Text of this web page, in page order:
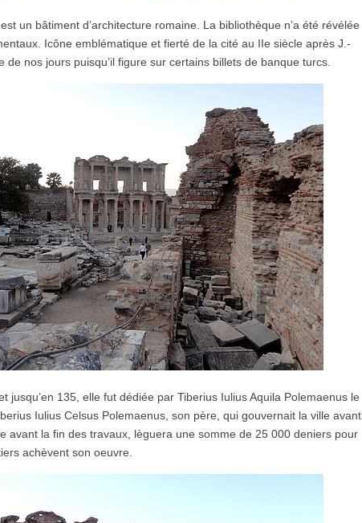
un bâtiment d’architecture romaine. La bibliothèque n’a été révélée
Icône emblématique et fierté de la cité au IIe siècle après J.-
de nos jours puisqu’il figure sur certains billets de banque turcs.
jusqu’en 135, elle fut dédiée par Tiberius Iulius Aquila Polemaenus le
Iulius Celsus Polemaenus, son père, qui gouvernait la ville avant
avant la fin des travaux, lèguera une somme de 25 000 deniers pour
achèvent son oeuvre.